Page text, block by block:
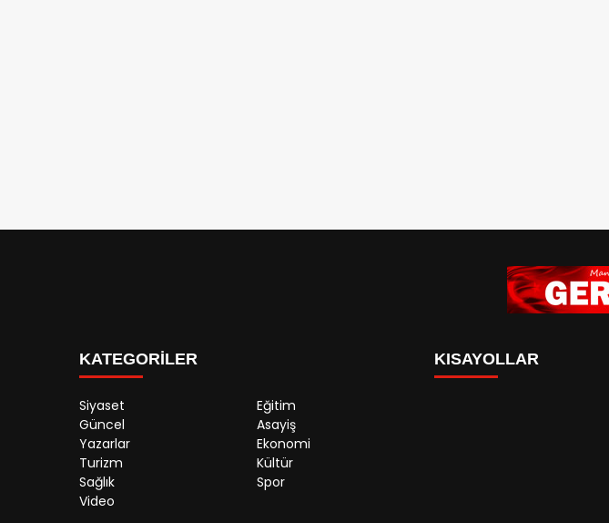
KATEGORİLER
Siyaset
Eğitim
Güncel
Asayiş
Yazarlar
Ekonomi
Turizm
Kültür
Sağlık
Spor
Video
KISAYOLLAR